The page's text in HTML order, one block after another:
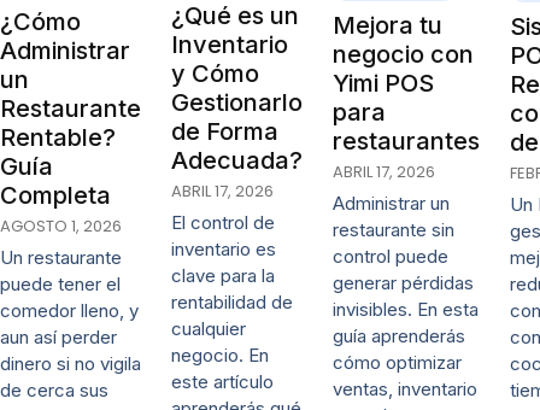
¿Cómo
Administrar
un
Restaurante
Rentable?
Guía
Completa
AGOSTO 1, 2026
Un restaurante
puede tener el
comedor lleno, y
aun así perder
dinero si no vigila
de cerca sus
¿Qué es un
Inventario
y Cómo
Gestionarlo
de Forma
Adecuada?
ABRIL 17, 2026
El control de
inventario es
clave para la
rentabilidad de
cualquier
negocio. En
este artículo
Mejora tu
negocio con
Yimi POS
para
restaurantes
ABRIL 17, 2026
Administrar un
restaurante sin
control puede
generar pérdidas
invisibles. En esta
guía aprenderás
cómo optimizar
ventas, inventario
Un